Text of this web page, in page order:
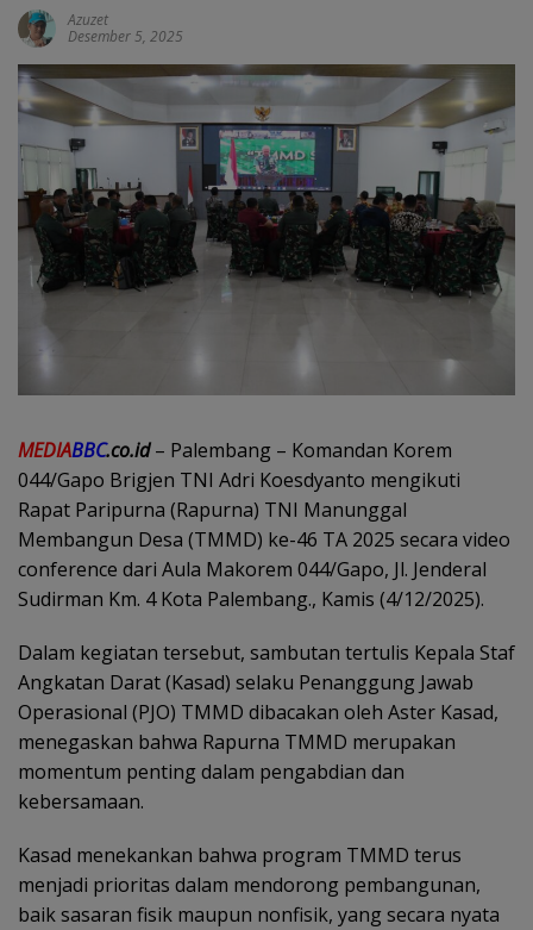
Azuzet
Desember 5, 2025
MEDIABBC.co.id– Palembang – Komandan Korem
044/Gapo Brigjen TNI Adri Koesdyanto mengikuti
Rapat Paripurna (Rapurna) TNI Manunggal
Membangun Desa (TMMD) ke-46 TA 2025 secara video
conference dari Aula Makorem 044/Gapo, Jl. Jenderal
Sudirman Km. 4 Kota Palembang., Kamis (4/12/2025).
Dalam kegiatan tersebut, sambutan tertulis Kepala Staf
Angkatan Darat (Kasad) selaku Penanggung Jawab
Operasional (PJO) TMMD dibacakan oleh Aster Kasad,
menegaskan bahwa Rapurna TMMD merupakan
momentum penting dalam pengabdian dan
kebersamaan.
Kasad menekankan bahwa program TMMD terus
menjadi prioritas dalam mendorong pembangunan,
baik sasaran fisik maupun nonfisik, yang secara nyata